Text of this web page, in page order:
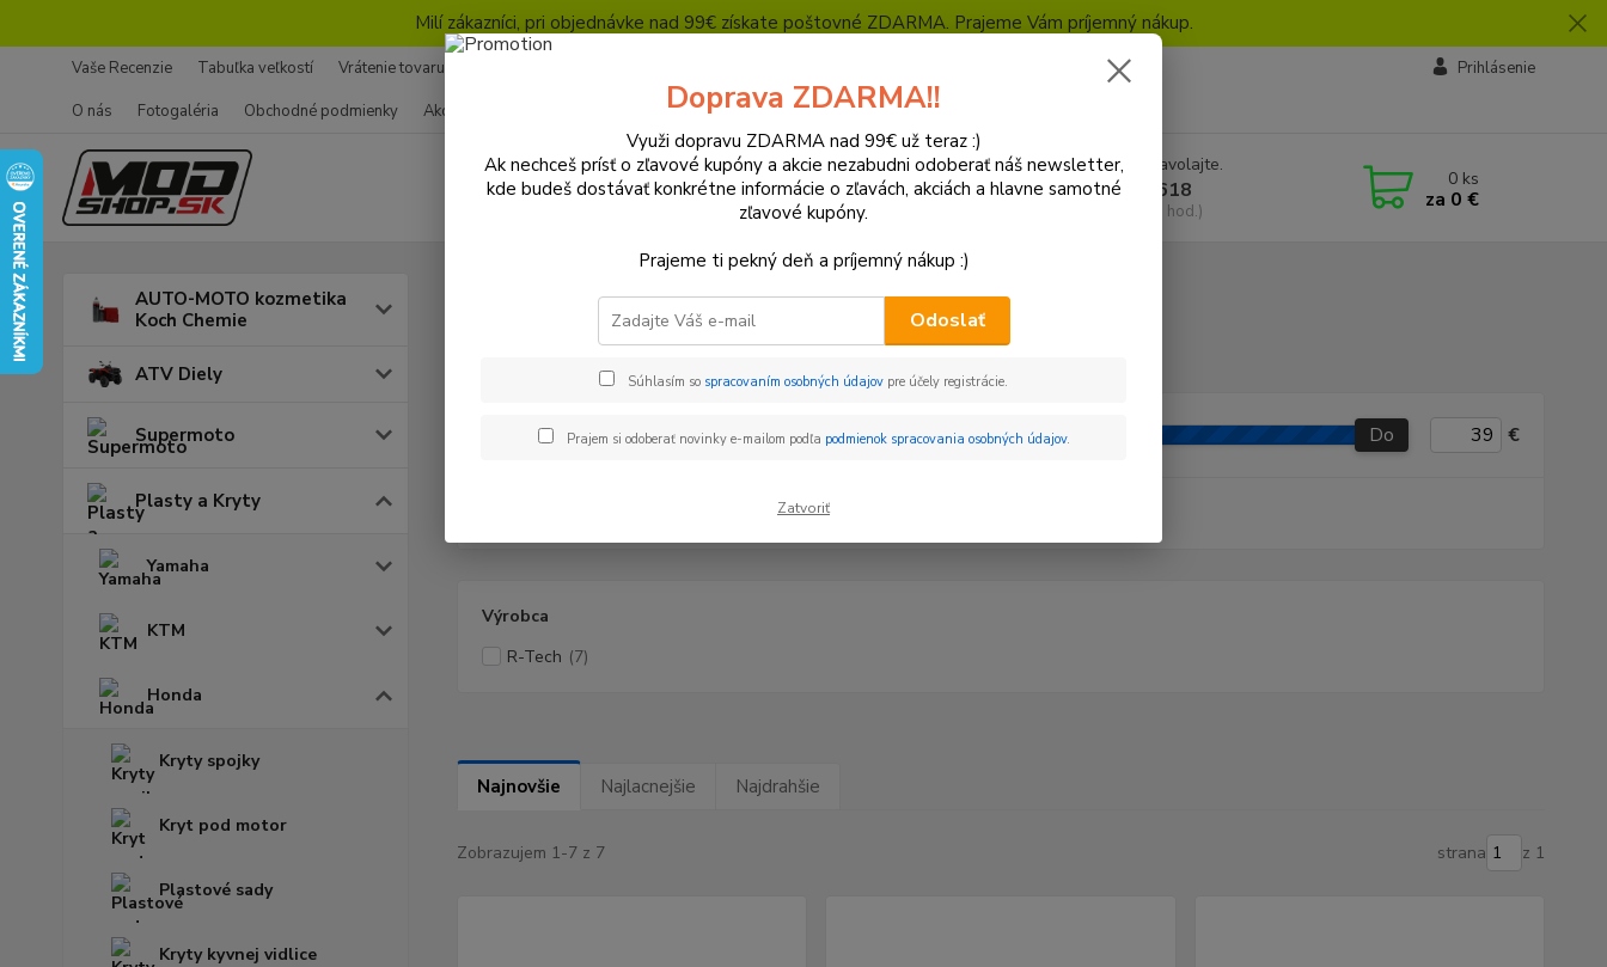
Milí zákazníci, pri objednávke nad 99€ získate poštovné ZDARMA. Prajeme Vám príjemný nákup.
Vaše Recenzie Tabuľka veľkostí Vrátenie tovaru - Formulár
O nás
Fotogaléria Obchodné podmienky Ako nakupovať Ochrana súkromia
Prihlásenie
Hľadať
Neviete si rady? Zavolajte.
+421 918 772 618
(Po-Pia, 8:30-16:30 hod.)
0 ks
za 0 €
AUTO-MOTO kozmetika
Koch Chemie
ATV Diely
Supermoto
Plasty a Kryty
Yamaha
KTM
Honda
Kryty spojky
Kryt pod motor
Plastové sady
Kryty kyvnej vidlice
Kryty kotúčov
€ Od Do €
Akcia
Výrobca
R-Tech (7)
Najnovšie Najlacnejšie Najdrahšie
Zobrazujem 1-7 z 7 strana z 1
Doprava ZDARMA!!
Využi dopravu ZDARMA nad 99€ už teraz :)
Ak nechceš prísť o zľavové kupóny a akcie nezabudni odoberať náš newsletter,
kde budeš dostávať konkrétne informácie o zľavách, akciách a hlavne samotné
zľavové kupóny.
Prajeme ti pekný deň a príjemný nákup :)
Odoslať
Súhlasím so spracovaním osobných údajov pre účely registrácie.
Prajem si odoberať novinky e-mailom podľa podmienok spracovania osobných údajov.
Zatvoriť